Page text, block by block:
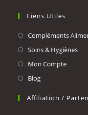
Liens Utiles
Compléments
Soins & Hygiènes
Mon Compte
Blog
Affiliation /